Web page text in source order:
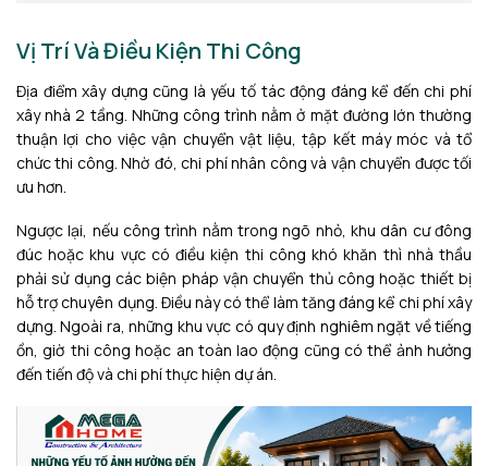
Vị Trí Và Điều Kiện Thi Công
Địa điểm xây dựng cũng là yếu tố tác động đáng kể đến chi phí
xây nhà 2 tầng. Những công trình nằm ở mặt đường lớn thường
thuận lợi cho việc vận chuyển vật liệu, tập kết máy móc và tổ
chức thi công. Nhờ đó, chi phí nhân công và vận chuyển được tối
ưu hơn.
Ngược lại, nếu công trình nằm trong ngõ nhỏ, khu dân cư đông
đúc hoặc khu vực có điều kiện thi công khó khăn thì nhà thầu
phải sử dụng các biện pháp vận chuyển thủ công hoặc thiết bị
hỗ trợ chuyên dụng. Điều này có thể làm tăng đáng kể chi phí xây
dựng. Ngoài ra, những khu vực có quy định nghiêm ngặt về tiếng
ồn, giờ thi công hoặc an toàn lao động cũng có thể ảnh hưởng
đến tiến độ và chi phí thực hiện dự án.